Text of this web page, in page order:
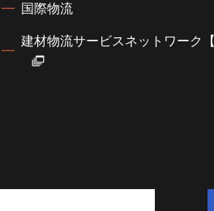
国際物流
建材物流サービスネットワーク【